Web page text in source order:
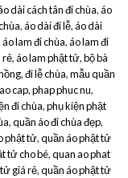
dài cách tân đi chùa,áo
,áo dài đi lễ,áo dài
áo lam đi chùa,áo lam đi
rẻ,áo lam phật tử,bộ bà
,đi lễ chùa,mẫu quần
cap,phap phuc nu,
đi chùa,phụ kiện phật
,quần áo đi chùa đẹp,
phật tử,quần áo phật tử
tử cho bé,quan ao phat
giá rẻ,quần áo phật tử